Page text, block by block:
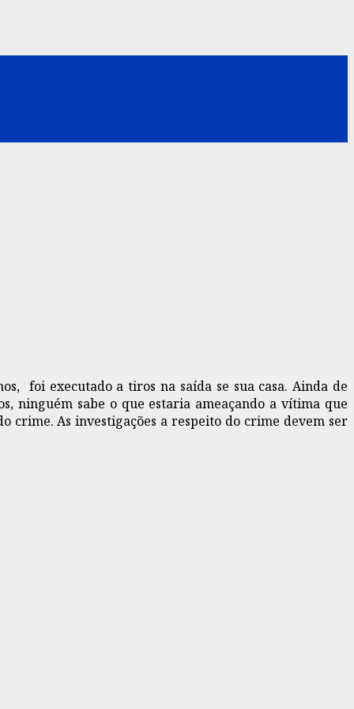
foi executado a tiros na saída se sua casa. Ainda de
ninguém sabe o que estaria ameaçando a vítima que
crime. As investigações a respeito do crime devem ser